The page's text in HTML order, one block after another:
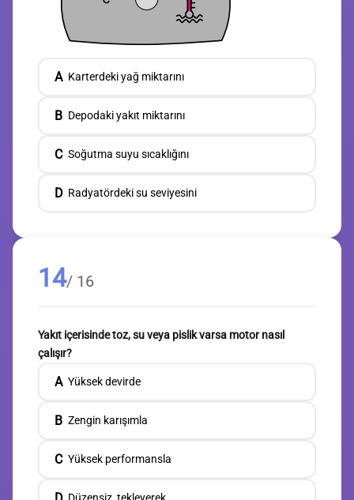
A Karterdeki yağ miktarını
B Depodaki yakıt miktarını
C Soğutma suyu sıcaklığını
D Radyatördeki su seviyesini
14/ 16
Yakıt içerisinde toz, su veya pislik varsa motor nasıl
çalışır?
A Yüksek devirde
B Zengin karışımla
C Yüksek performansla